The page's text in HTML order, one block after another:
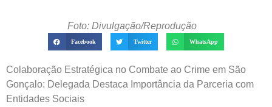
Foto: Divulgação/Reprodução
Facebook Twitter WhatsApp
Colaboração Estratégica no Combate ao Crime em São
Gonçalo: Delegada Destaca Importância da Parceria com
Entidades Sociais